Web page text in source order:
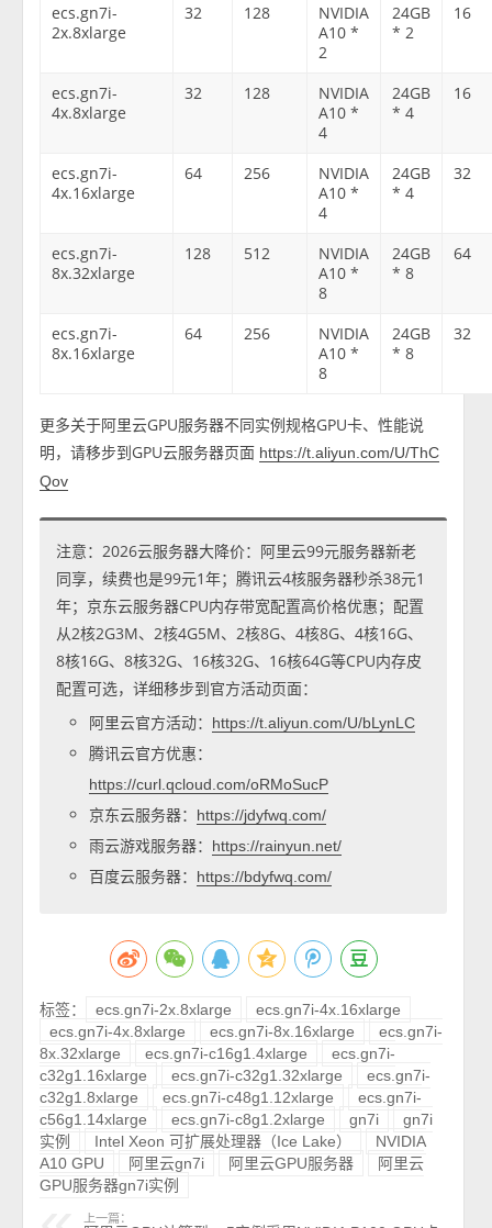
ecs.gn7i-
2x.8xlarge
32 128
NVIDIA
A10 *
2
24GB
* 2
16
ecs.gn7i-
4x.8xlarge
32 128
NVIDIA
A10 *
4
24GB
* 4
16
ecs.gn7i-
4x.16xlarge
64 256
NVIDIA
A10 *
4
24GB
* 4
32
ecs.gn7i-
8x.32xlarge
128 512
NVIDIA
A10 *
8
24GB
* 8
64
ecs.gn7i-
8x.16xlarge
64 256
NVIDIA
A10 *
8
24GB
* 8
32
更多关于阿里云GPU服务器不同实例规格GPU卡、性能说
明，请移步到GPU云服务器页面 https://t.aliyun.com/U/ThC
Qov
注意：2026云服务器大降价：阿里云99元服务器新老
同享，续费也是99元1年；腾讯云4核服务器秒杀38元1
年；京东云服务器CPU内存带宽配置高价格优惠；配置
从2核2G3M、2核4G5M、2核8G、4核8G、4核16G、
8核16G、8核32G、16核32G、16核64G等CPU内存皮
配置可选，详细移步到官方活动页面：
阿里云官方活动：
https://t.aliyun.com/U/bLynLC
腾讯云官方优惠：
https://curl.qcloud.com/oRMoSucP
京东云服务器： https://jdyfwq.com/
雨云游戏服务器： https://rainyun.net/
百度云服务器： https://bdyfwq.com/
标签： ecs.gn7i-2x.8xlarge
ecs.gn7i-4x.16xlarge
ecs.gn7i-4x.8xlarge
ecs.gn7i-8x.16xlarge
ecs.gn7i-
8x.32xlarge
ecs.gn7i-c16g1.4xlarge
ecs.gn7i-
c32g1.16xlarge
ecs.gn7i-c32g1.32xlarge
ecs.gn7i-
c32g1.8xlarge
ecs.gn7i-c48g1.12xlarge
ecs.gn7i-
c56g1.14xlarge
ecs.gn7i-c8g1.2xlarge gn7i
gn7i
实例
Intel Xeon 可扩展处理器（Ice Lake）
NVIDIA
A10 GPU
阿里云gn7i 阿里云GPU服务器
阿里云
GPU服务器gn7i实例
上一篇：